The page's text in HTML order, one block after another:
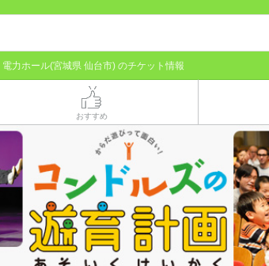
電力ホール(宮城県 仙台市) のチケット情報
おすすめ